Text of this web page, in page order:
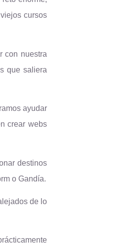
cursos
con nuestra
que saliera
ayudar
crear webs
destinos
o Gandía.
de lo